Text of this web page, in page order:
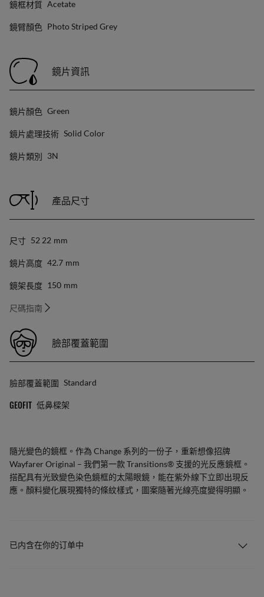
鏡框材質 Acetate
鏡臂顏色 Photo Striped Grey
鏡片資訊
鏡片顏色 Green
鏡片處理技術 Solid Color
鏡片類別 3N
產品尺寸
尺寸 52 22 Mm
鏡片高度 42.7 Mm
鏡架長度 150 Mm
尺碼指南
臉部覆蓋範圍
臉部覆蓋範圍 Standard
GEOFIT 低鼻樑架
隨光變色的鏡框。作為 Change 系列的一份子，重新想像招牌
Wayfarer Original – 我們第一款 Transitions® 支援的光反應鏡框。
搭配具有光致變色染色鏡框的太陽眼鏡，能在紫外線下立即出現反
應。顏料變化展現獨特的條紋樣式，圖案隨著光線亮度變得明顯。
已内含在你的订单中